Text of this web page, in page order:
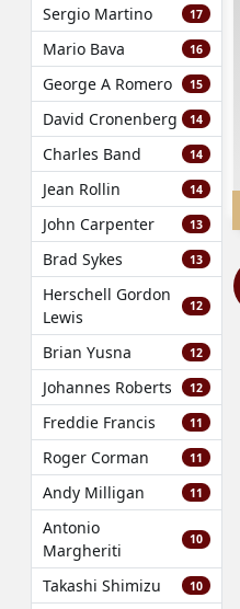
Sergio Martino 17
Mario Bava 16
George A Romero 15
David Cronenberg 14
Charles Band 14
Jean Rollin 14
John Carpenter 13
Brad Sykes 13
Herschell Gordon
Lewis
12
Brian Yusna 12
Johannes Roberts 12
Freddie Francis 11
Roger Corman 11
Andy Milligan 11
Antonio
Margheriti
10
Takashi Shimizu 10